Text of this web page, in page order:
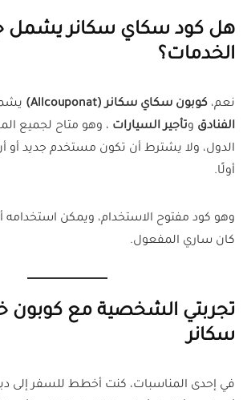
هل كود سكاي سكانر يشمل
الخدمات؟
نعم، كوبون سكاي سكانر (Allcouponat)
الفنادق وتأجير السيارات ، وهو متاح لجميع
الدول، ولا يشترط أن تكون مستخدم جديد أو
أولًا.
وهو كود مفتوح الاستخدام، ويمكن استخدامه
كان ساري المفعول.
تجربتي الشخصية مع
سكانر
في إحدى المناسبات، كنت أخطط للسفر إلى